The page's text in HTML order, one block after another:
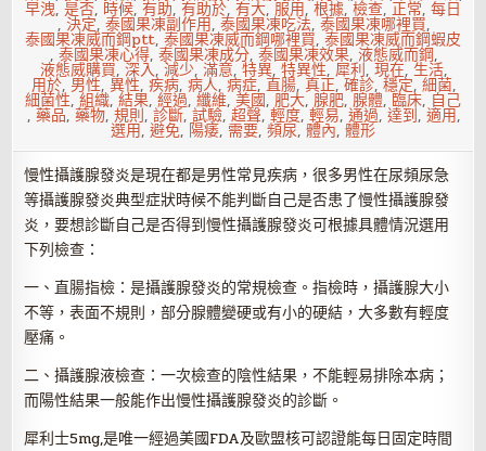
早洩, 是否, 時候, 有助, 有助於, 有大, 服用, 根據, 檢查, 正常, 每日
, 決定, 泰國果凍副作用, 泰國果凍吃法, 泰國果凍哪裡買,
泰國果凍威而鋼ptt, 泰國果凍威而鋼哪裡買, 泰國果凍威而鋼蝦皮
, 泰國果凍心得, 泰國果凍成分, 泰國果凍效果, 液態威而鋼,
液態威購買, 深入, 減少, 滿意, 特異, 特異性, 犀利, 現在, 生活,
用於, 男性, 異性, 疾病, 病人, 病症, 直腸, 真正, 確診, 穩定, 細菌,
細菌性, 組織, 結果, 經過, 纖維, 美國, 肥大, 腺肥, 腺體, 臨床, 自己
, 藥品, 藥物, 規則, 診斷, 試驗, 超聲, 輕度, 輕易, 通過, 達到, 適用,
選用, 避免, 陽痿, 需要, 頻尿, 體內, 體形
慢性攝護腺發炎是現在都是男性常見疾病，很多男性在尿頻尿急
等攝護腺發炎典型症狀時候不能判斷自己是否患了慢性攝護腺發
炎，要想診斷自己是否得到慢性攝護腺發炎可根據具體情況選用
下列檢查：
一、直腸指檢：是攝護腺發炎的常規檢查。指檢時，攝護腺大小
不等，表面不規則，部分腺體變硬或有小的硬結，大多數有輕度
壓痛。
二、攝護腺液檢查：一次檢查的陰性結果，不能輕易排除本病；
而陽性結果一般能作出慢性攝護腺發炎的診斷。
犀利士5mg,是唯一經過美國FDA及歐盟核可認證能每日固定時間